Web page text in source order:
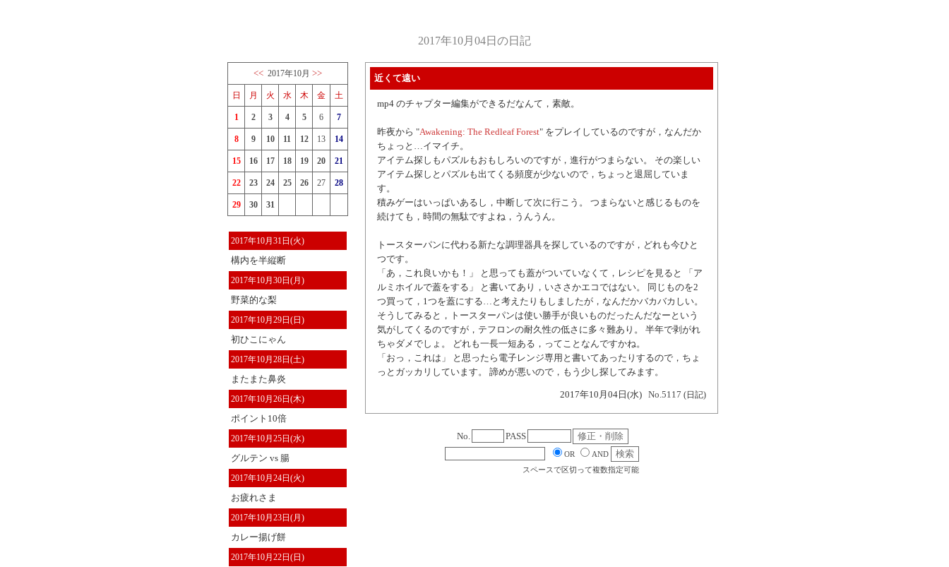
2017年10月04日の日記
<< 2017年10月 >>
日 月 火 水 木 金 土
1 2 3 4 5 6 7
8 9 10 11 12 13 14
15 16 17 18 19 20 21
22 23 24 25 26 27 28
29 30 31
2017年10月31日(火)
構内を半縦断
2017年10月30日(月)
野菜的な梨
2017年10月29日(日)
初ひこにゃん
2017年10月28日(土)
またまた鼻炎
2017年10月26日(木)
ポイント10倍
2017年10月25日(水)
グルテン vs 腸
2017年10月24日(火)
お疲れさま
2017年10月23日(月)
カレー揚げ餅
2017年10月22日(日)
近くて遠い
mp4 のチャプター編集ができるだなんて，素敵。
昨夜から "Awakening: The Redleaf Forest" をプレイしているのですが，なんだか
ちょっと…イマイチ。
アイテム探しもパズルもおもしろいのですが，進行がつまらない。 その楽しい
アイテム探しとパズルも出てくる頻度が少ないので，ちょっと退屈していま
す。
積みゲーはいっぱいあるし，中断して次に行こう。 つまらないと感じるものを
続けても，時間の無駄ですよね，うんうん。
トースターパンに代わる新たな調理器具を探しているのですが，どれも今ひと
つです。
「あ，これ良いかも！」 と思っても蓋がついていなくて，レシピを見ると 「ア
ルミホイルで蓋をする」 と書いてあり，いささかエコではない。 同じものを2
つ買って，1つを蓋にする…と考えたりもしましたが，なんだかバカバカしい。
そうしてみると，トースターパンは使い勝手が良いものだったんだなーという
気がしてくるのですが，テフロンの耐久性の低さに多々難あり。 半年で剥がれ
ちゃダメでしょ。 どれも一長一短ある，ってことなんですかね。
「おっ，これは」 と思ったら電子レンジ専用と書いてあったりするので，ちょ
っとガッカリしています。 諦めが悪いので，もう少し探してみます。
2017年10月04日(水) No.5117 (日記)
No. PASS
OR
AND
スペースで区切って複数指定可能